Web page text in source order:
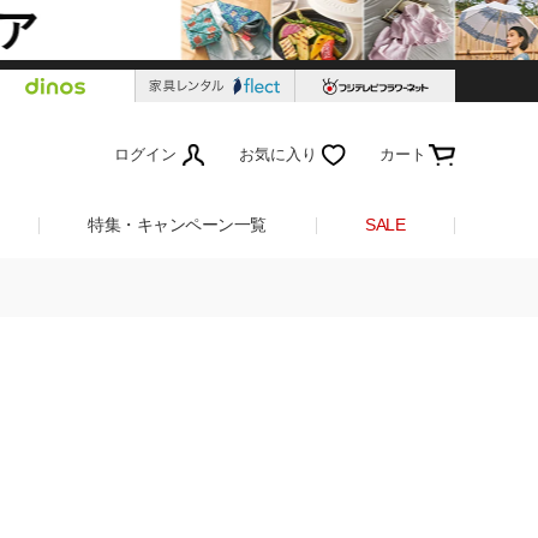
ログイン お気に入り カート
特集・キャンペーン一覧 SALE